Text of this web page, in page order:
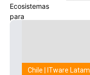
Chile | ITware Latam